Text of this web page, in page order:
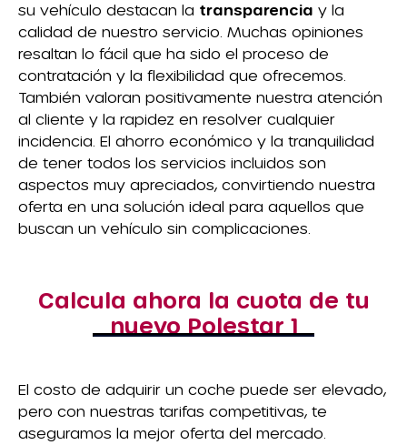
su vehículo destacan la transparencia y la
calidad de nuestro servicio. Muchas opiniones
resaltan lo fácil que ha sido el proceso de
contratación y la flexibilidad que ofrecemos.
También valoran positivamente nuestra atención
al cliente y la rapidez en resolver cualquier
incidencia. El ahorro económico y la tranquilidad
de tener todos los servicios incluidos son
aspectos muy apreciados, convirtiendo nuestra
oferta en una solución ideal para aquellos que
buscan un vehículo sin complicaciones.
Calcula ahora la cuota de tu
nuevo Polestar 1
El costo de adquirir un coche puede ser elevado,
pero con nuestras tarifas competitivas, te
aseguramos la mejor oferta del mercado.